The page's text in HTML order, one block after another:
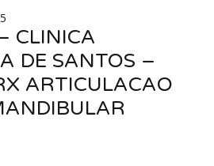
CLINICA
DE SANTOS –
ARTICULACAO